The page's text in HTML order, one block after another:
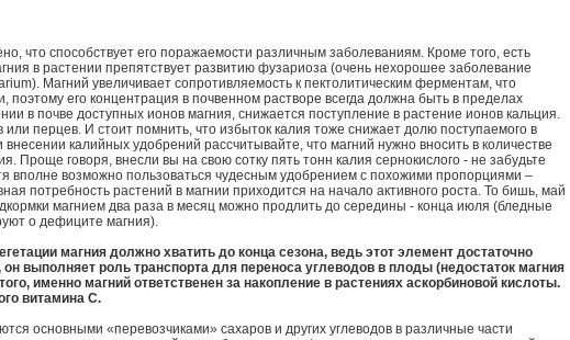
что способствует его поражаемости различным заболеваниям. Кроме того, есть
в растении препятствует развитию фузариоза (очень нехорошее заболевание
Магний увеличивает сопротивляемость к пектолитическим ферментам, что
поэтому его концентрация в почвенном растворе всегда должна быть в пределах
в почве доступных ионов магния, снижается поступление в растение ионов кальция.
перцев. И стоит помнить, что избыток калия тоже снижает долю поступаемого в
калийных удобрений рассчитывайте, что магний нужно вносить в количестве
Проще говоря, внесли вы на свою сотку пять тонн калия сернокислого - не забудьте
вполне возможно пользоваться чудесным удобрением с похожими пропорциями –
потребность растений в магнии приходится на начало активного роста. То бишь, май
магнием два раза в месяц можно продлить до середины - конца июля (бледные
о дефиците магния).
магния должно хватить до конца сезона, ведь этот элемент достаточно
выполняет роль транспорта для переноса углеводов в плоды (недостаток магния
именно магний ответственен за накопление в растениях аскорбиновой кислоты.
витамина С.
основными «перевозчиками» сахаров и других углеводов в различные части